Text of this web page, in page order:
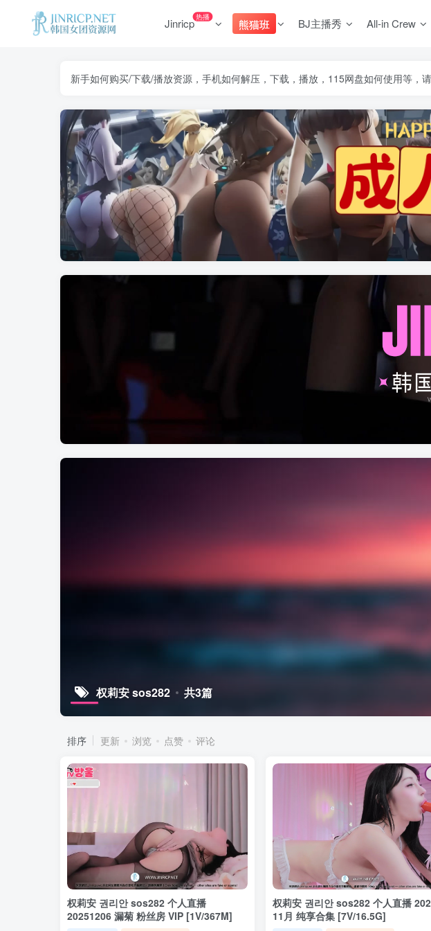
Jinricp热播
熊猫班 BJ主播秀 All-in Crew
新手如何购买/下载/播放资源，手机如何解压，下载，播放，115网盘如何使用等，
权莉安 sos282 共3篇
排序 更新 浏览 点赞 评论
权莉安 권리안 sos282 个人直播
20251206 漏菊 粉丝房 VIP [1V/367M]
权莉安 권리안 sos282 个人直播
11月 纯享合集 [7V/16.5G]